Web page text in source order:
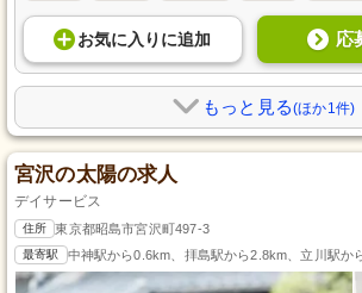
お気に入り に追加 応
もっと見る(ほか1件)
宮沢の太陽の求人
デイサービス
住所 東京都昭島市宮沢町497-3
最寄駅 中神駅から0.6km、拝島駅から2.8km、立川駅か